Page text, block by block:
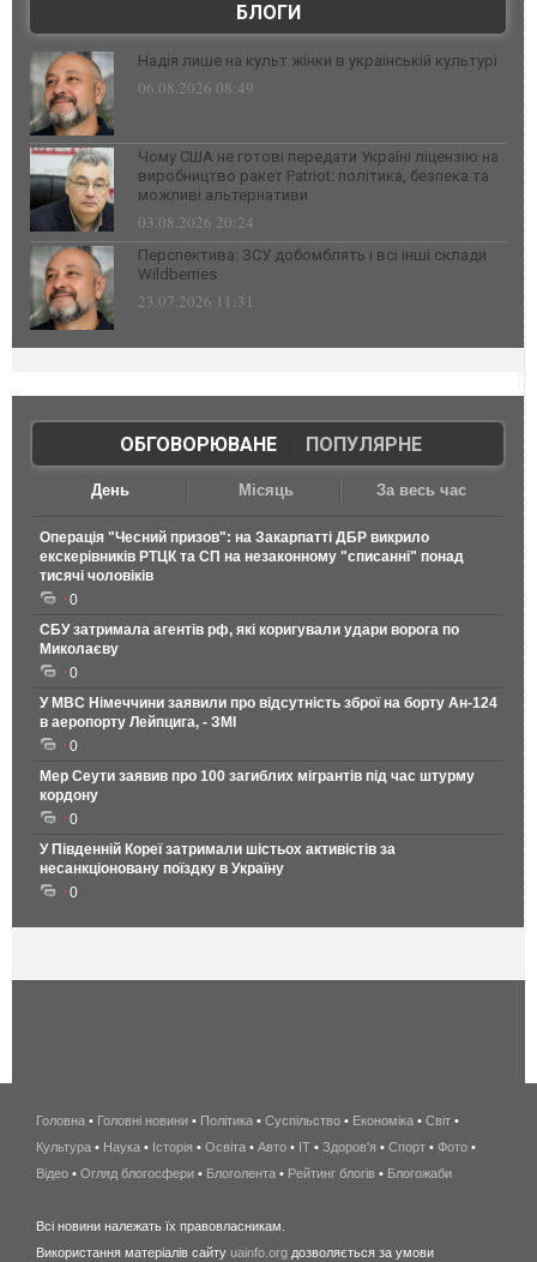
БЛОГИ
Надія лише на культ жінки в українській культурі
06.08.2026 08:49
Чому США не готові передати Україні ліцензію на
виробництво ракет Patriot: політика, безпека та
можливі альтернативи
03.08.2026 20:24
Перспектива: ЗСУ добомблять і всі інші склади
Wildberries
23.07.2026 11:31
ОБГОВОРЮВАНЕ| ПОПУЛЯРНЕ
День Місяць За весь час
Операція "Чесний призов": на Закарпатті ДБР викрило
екскерівників РТЦК та СП на незаконному "списанні" понад
тисячі чоловіків
0
СБУ затримала агентів рф, які коригували удари ворога по
Миколаєву
0
У МВС Німеччини заявили про відсутність зброї на борту Ан-124
в аеропорту Лейпцига, - ЗМІ
0
Мер Сеути заявив про 100 загиблих мігрантів під час штурму
кордону
0
У Південній Кореї затримали шістьох активістів за
несанкціоновану поїздку в Україну
0
беспроводной
интернет
киев
wimax
Головна • Головні новини • Політика • Суспільство • Економіка • Світ •
Культура • Наука • Історія • Освіта • Авто • IT • Здоров'я • Спорт • Фото •
Відео • Огляд блогосфери • Блоголента • Рейтинг блогів • Блогожаби
Всі новини належать їх правовласникам.
Використання матеріалів сайту uainfo.org дозволяється за умови